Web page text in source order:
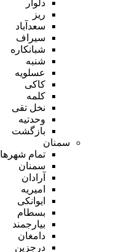
دلوار
ریز
سعدآباد
سیراف
شبانکاره
شنبه
عسلویه
کاکی
کلمه
نخل تقی
وحدتیه
بازگشت
سمنان
تمام شهر‌ها
سمنان
آرادان
امیریه
ایوانکی
بسطام
بیارجمند
دامغان
درجزین